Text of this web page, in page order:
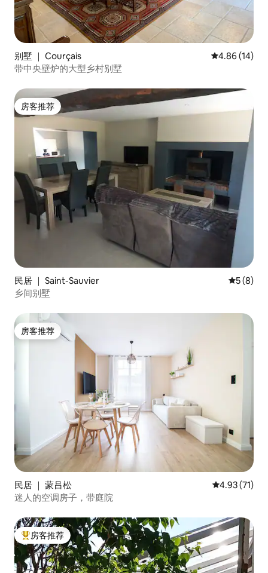
别墅 ｜ Courçais 平均评分
4.86 (14)
带中央壁炉的大型乡村别墅
房客推荐
房客推荐
民居 ｜ Saint-Sauvier 平均评分
5 (8)
乡间别墅
房客推荐
房客推荐
民居 ｜ 蒙吕松 平均评分
4.93 (71)
迷人的空调房子，带庭院
热门「房客推荐」
房客推荐